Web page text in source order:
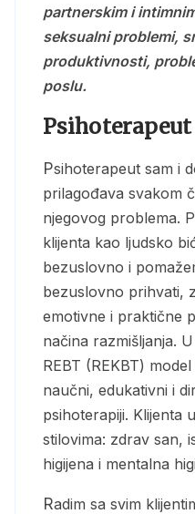
partnerskim i
seksualni problemi,
produktivnosti,
poslu.
Psihoterapeut sam i doktor koji svoj rad
prilagođava svakom
njegovog problema.
klijenta kao ljudsko
bezuslovno i
bezuslovno prihvati,
emotivne i praktične
načina razmišljanja.
REBT (REKBT)
naučni, edukativni i
psihoterapiji. Klijenta
stilovima: zdrav san,
higijena i mentalna
Radim sa svim klijentima u Beogradu, Srbiji,